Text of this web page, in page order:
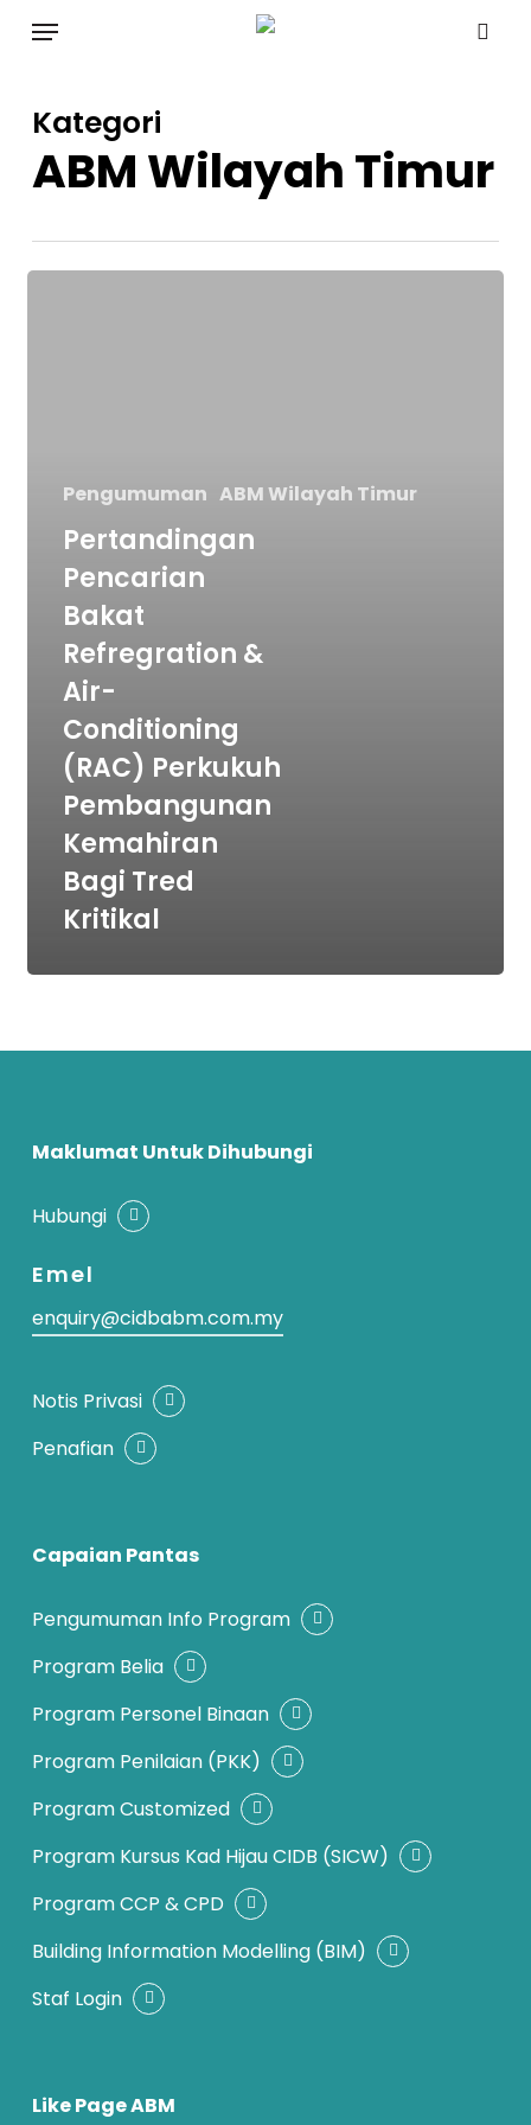
content
Menu
Kategori
ABM Wilayah Timur
Conditioning
(RAC)
Perkukuh
Pembangunan
Kemahiran
Tred
Kritikal
Pengumuman ABM Wilayah Timur
Pertandingan
Pencarian
Bakat
Refregration &
Air-
Conditioning
(RAC) Perkukuh
Pembangunan
Kemahiran
Bagi Tred
Kritikal
Maklumat Untuk Dihubungi
Hubungi
Emel
enquiry@cidbabm.com.my
Notis Privasi
Penafian
Capaian Pantas
Pengumuman Info Program
Program Belia
Program Personel Binaan
Program Penilaian (PKK)
Program Customized
Program Kursus Kad Hijau CIDB (SICW)
Program CCP & CPD
Building Information Modelling (BIM)
Staf Login
Like Page ABM